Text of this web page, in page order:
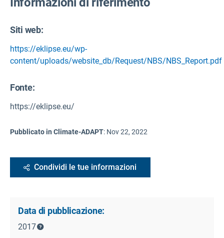
Siti web:
https://eklipse.eu/wp-
content/uploads/website_db/Request/NBS/NBS_Report.pdf
Fonte:
https://eklipse.eu/
Pubblicato in Climate-ADAPT: Nov 22, 2022
Condividi le tue informazioni
Data di pubblicazione:
2017